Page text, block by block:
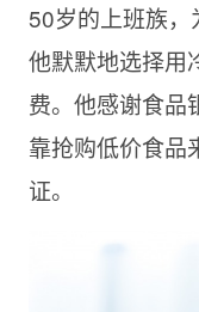
50岁的上班族，
他默默地选择用
费。他感谢食品
靠抢购低价食品
证。